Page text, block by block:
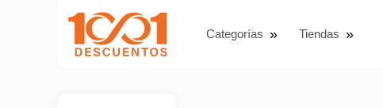
Categorías Tiendas